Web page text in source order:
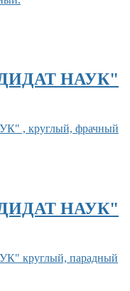
НАУК"
НАУК"